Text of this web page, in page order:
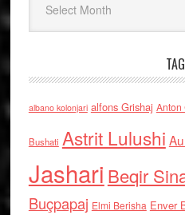
albano kolonjari alfons Grishaj Anton
Bushati Astrit Lulushi
Jashari Beqir
Buçpapaj Elmi Berisha Enver